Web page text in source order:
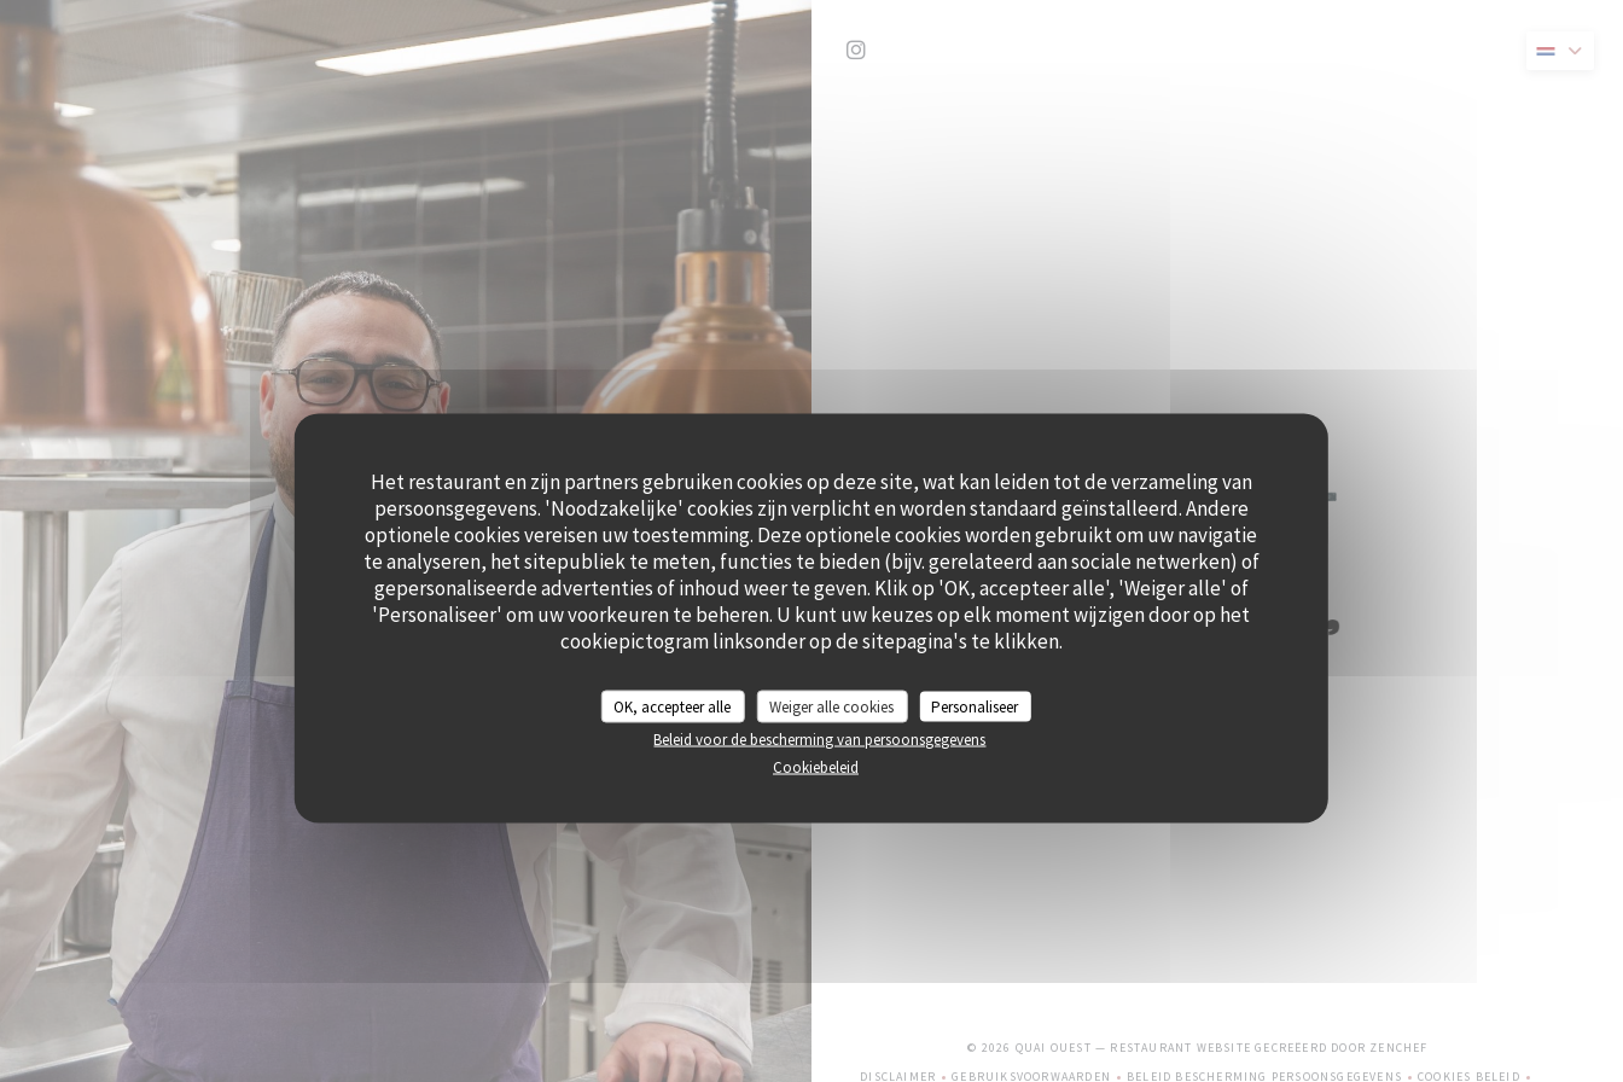
Het restaurant en zijn partners gebruiken cookies op deze site, wat kan leiden tot de verzameling van
persoonsgegevens. 'Noodzakelijke' cookies zijn verplicht en worden standaard geïnstalleerd. Andere
optionele cookies vereisen uw toestemming. Deze optionele cookies worden gebruikt om uw navigatie
te analyseren, het sitepubliek te meten, functies te bieden (bijv. gerelateerd aan sociale netwerken) of
gepersonaliseerde advertenties of inhoud weer te geven. Klik op 'OK, accepteer alle', 'Weiger alle' of
'Personaliseer' om uw voorkeuren te beheren. U kunt uw keuzes op elk moment wijzigen door op het
cookiepictogram linksonder op de sitepagina's te klikken.
OK, accepteer alle Weiger alle cookies
Personaliseer
Beleid voor de bescherming van persoonsgegevens
Cookiebeleid
Instagram ((opent in een nieuw venster))
© 2026 QUAI OUEST — RESTAURANT WEBSITE GECREËERD DOOR ZENCHEF
DISCLAIMER
GEBRUIKSVOORWAARDEN
BELEID BESCHERMING PERSOONSGEGEVENS
COOKIES BELEID